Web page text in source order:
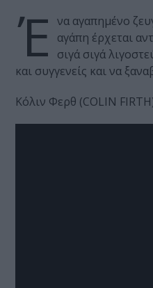
Έ να αγαπημένο
αγάπη έρχεται
σιγά σιγά
και συγγενείς και να
Κόλιν Φερθ (COLIN